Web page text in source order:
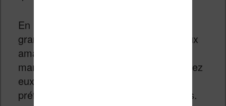
En plus de ses fonctions bloc-notes, le
grand écran de 10,3 pouces permet aux
amateurs exigeants de romans et de
mangas de s’installer tranquillement chez
eux et de profiter de leurs œuvres
préférées dans d’excellentes conditions.